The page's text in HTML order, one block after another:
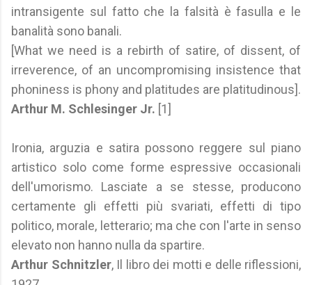
intransigente sul fatto che la falsità è fasulla e le
banalità sono banali.
[What we need is a rebirth of satire, of dissent, of
irreverence, of an uncompromising insistence that
phoniness is phony and platitudes are platitudinous].
Arthur M. Schlesinger Jr. [1]
Ironia, arguzia e satira possono reggere sul piano
artistico solo come forme espressive occasionali
dell'umorismo. Lasciate a se stesse, producono
certamente gli effetti più svariati, effetti di tipo
politico, morale, letterario; ma che con l'arte in senso
elevato non hanno nulla da spartire.
Arthur Schnitzler, Il libro dei motti e delle riflessioni,